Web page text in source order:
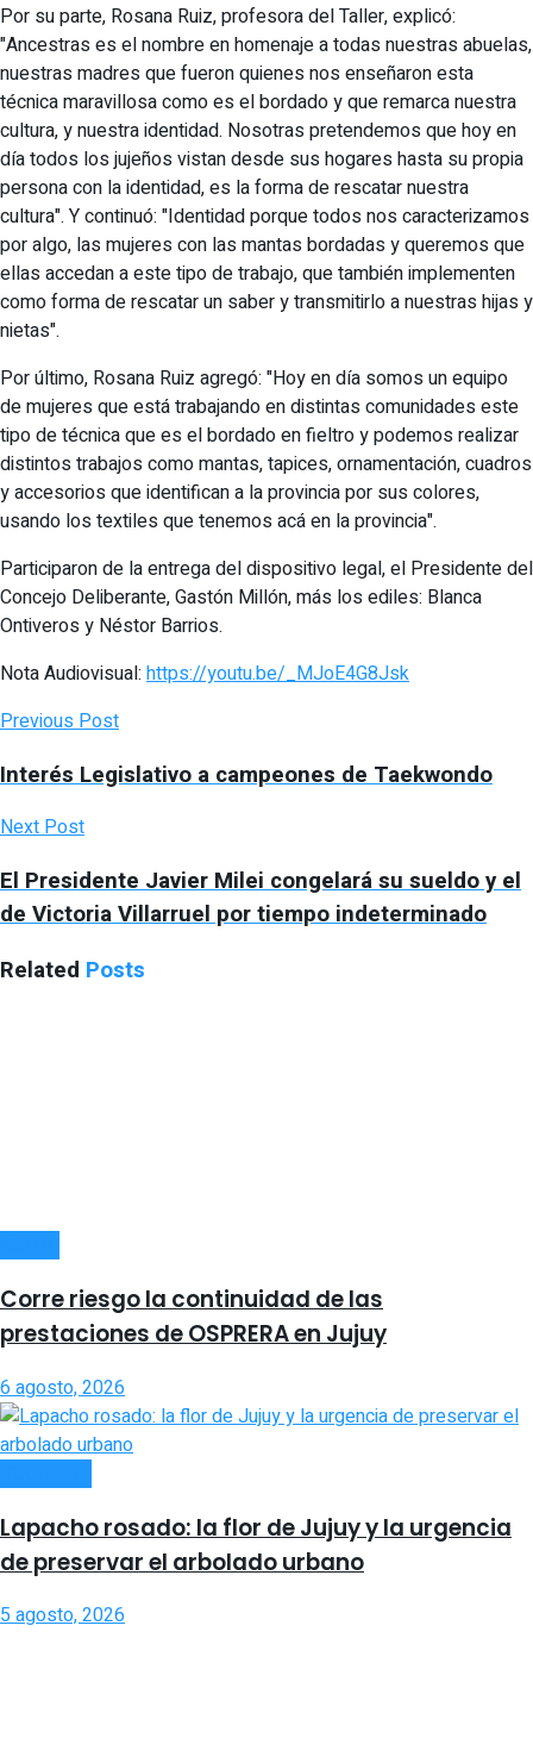
Por su parte, Rosana Ruiz, profesora del Taller, explicó:
"Ancestras es el nombre en homenaje a todas nuestras abuelas,
nuestras madres que fueron quienes nos enseñaron esta
técnica maravillosa como es el bordado y que remarca nuestra
cultura, y nuestra identidad. Nosotras pretendemos que hoy en
día todos los jujeños vistan desde sus hogares hasta su propia
persona con la identidad, es la forma de rescatar nuestra
cultura". Y continuó: "Identidad porque todos nos caracterizamos
por algo, las mujeres con las mantas bordadas y queremos que
ellas accedan a este tipo de trabajo, que también implementen
como forma de rescatar un saber y transmitirlo a nuestras hijas y
nietas".
Por último, Rosana Ruiz agregó: "Hoy en día somos un equipo
de mujeres que está trabajando en distintas comunidades este
tipo de técnica que es el bordado en fieltro y podemos realizar
distintos trabajos como mantas, tapices, ornamentación, cuadros
y accesorios que identifican a la provincia por sus colores,
usando los textiles que tenemos acá en la provincia".
Participaron de la entrega del dispositivo legal, el Presidente del
Concejo Deliberante, Gastón Millón, más los ediles: Blanca
Ontiveros y Néstor Barrios.
Nota Audiovisual: https://youtu.be/_MJoE4G8Jsk
Previous Post
Interés Legislativo a campeones de Taekwondo
Next Post
El Presidente Javier Milei congelará su sueldo y el
de Victoria Villarruel por tiempo indeterminado
Related Posts
Corre riesgo la continuidad de las
prestaciones de OSPRERA en Jujuy
6 agosto, 2026
Lapacho rosado: la flor de Jujuy y la urgencia
de preservar el arbolado urbano
5 agosto, 2026